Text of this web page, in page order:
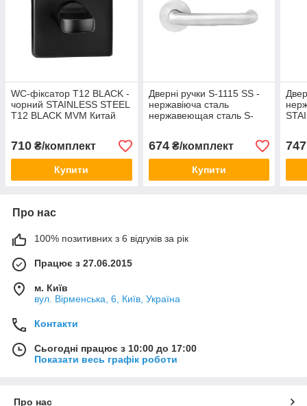
WC-фіксатор T12 BLACK -
чорний STAINLESS STEEL
T12 BLACK MVM Китай
710 ₴/комплект
Купити
Дверні ручки S-1115 SS -
нержавіюча сталь
нержавеющая сталь S-
674₴/комплект
Купити
747
Про нас
100% позитивних з 6 відгуків за рік
Працює з 27.06.2015
м. Київ
вул. Вірменська, 6, Київ, Україна
Контакти
Сьогодні працює з 10:00 до 17:00
Показати весь графік роботи
Про нас